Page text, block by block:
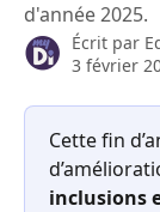
d'année 2025.
Écrit par
3 février
Cette fin
inclusions